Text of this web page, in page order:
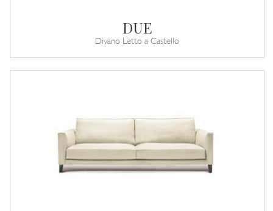
DUE
Divano Letto a Castello